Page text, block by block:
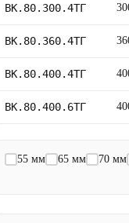
ВК.80.300.4ТГ
ВК.80.360.4ТГ
ВК.80.400.4ТГ
ВК.80.400.6ТГ
55 мм 65 мм 70 мм